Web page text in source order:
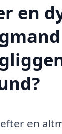
en
en